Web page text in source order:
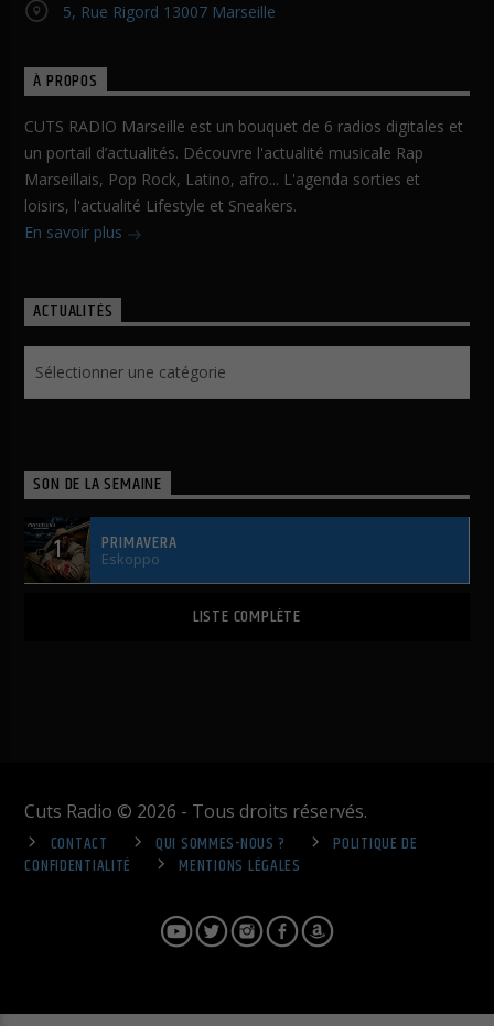
5, Rue Rigord 13007 Marseille
À PROPOS
CUTS RADIO Marseille est un bouquet de 6 radios digitales et
un portail d’actualités. Découvre l'actualité musicale Rap
Marseillais, Pop Rock, Latino, afro... L'agenda sorties et
loisirs, l'actualité Lifestyle et Sneakers.
En savoir plus
ACTUALITÉS
SON DE LA SEMAINE
1 PRIMAVERA
Eskoppo
LISTE COMPLÈTE
Cuts Radio © 2026 - Tous droits réservés.
CONTACT
QUI SOMMES-NOUS ?
POLITIQUE DE
CONFIDENTIALITÉ
MENTIONS LÉGALES